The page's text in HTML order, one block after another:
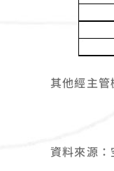
其他經主
資料來源